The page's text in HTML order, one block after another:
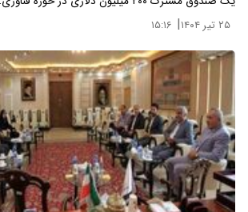
۲۵ تیر ۱۴۰۴ | ۱۵:۱۶